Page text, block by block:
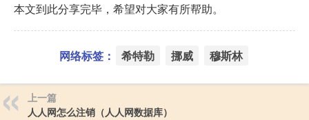
本文到此分享完毕，希望对大家有所帮助。
网络标签： 希特勒 挪威 穆斯林
上一篇
人人网怎么注销（人人网数据库）